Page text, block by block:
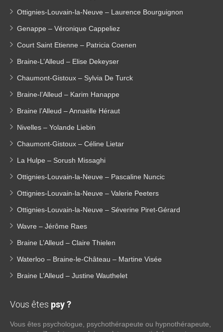
Ottignies-Louvain-la-Neuve – Laurence Bourguignon
Genappe – Véronique Cappeliez
Court Saint Etienne – Patricia Coenen
Braine-L’Alleud – Elise Dekeyser
Chaumont-Gistoux – Sylvia De Turck
Braine-l’Alleud – Karim Hanappe
Braine l’Alleud – Annaëlle Héraut
Nivelles – Yolande Liebin
Chaumont-Gistoux – Céline Lietar
La Hulpe – Sorush Missaghi
Ottignies-Louvain-la-Neuve – Pascaline Nuncic
Ottignies-Louvain-la-Neuve – Valerie Peeters
Ottignies-Louvain-la-Neuve – Séverine Piret-Gérard
Wavre – Jérôme Raes
Braine L’Alleud – Claire Thielen
Waterloo – Braine-le-Château – Martine Visée
Braine L’Alleud – Justine Wauthelet
Vous êtes psy ?
Vous êtes psychologue, psychothérapeute ou hypnothérapeute,